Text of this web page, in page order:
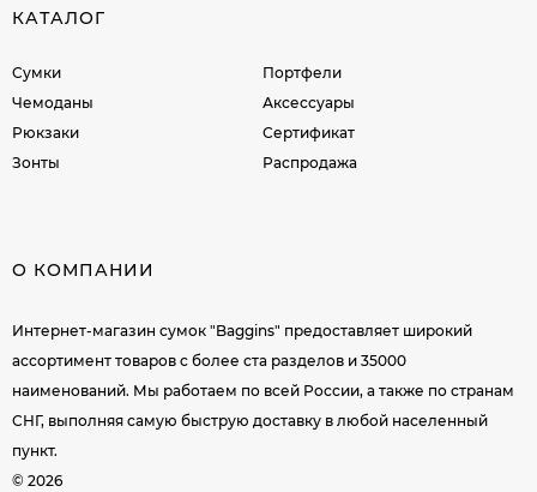
КАТАЛОГ
Сумки
Чемоданы
Рюкзаки
Зонты
Портфели
Аксессуары
Сертификат
Распродажа
О КОМПАНИИ
Интернет-магазин сумок "Baggins" предоставляет широкий
ассортимент товаров c более ста разделов и 35000
наименований. Мы работаем по всей России, а также по странам
СНГ, выполняя самую быструю доставку в любой населенный
пункт.
© 2026